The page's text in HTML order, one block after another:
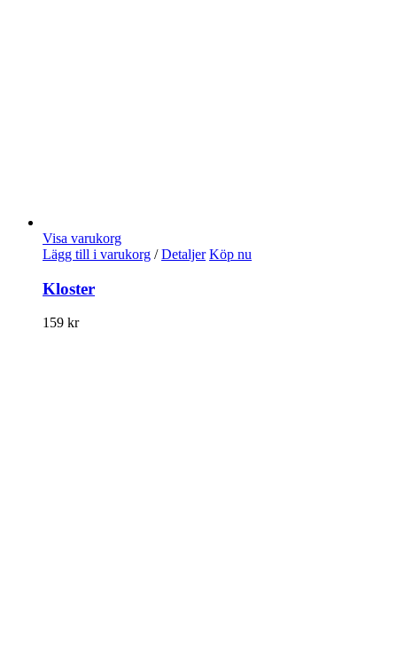
Visa varukorg
Lägg till i varukorg / Detaljer Köp nu
Kloster
159 kr